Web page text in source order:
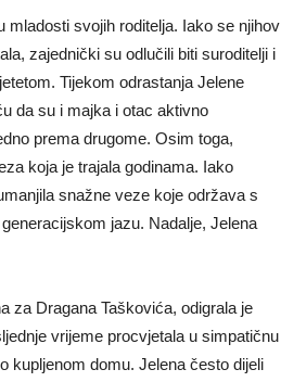
mladosti svojih roditelja. Iako se njihov
zajednički su odlučili biti suroditelji i
Tijekom odrastanja Jelene
da su i majka i otac aktivno
prema drugome. Osim toga,
koja je trajala godinama. Iako
snažne veze koje održava s
jazu. Nadalje, Jelena
za Dragana Taškovića, odigrala je
vrijeme procvjetala u simpatičnu
kupljenom domu. Jelena često dijeli